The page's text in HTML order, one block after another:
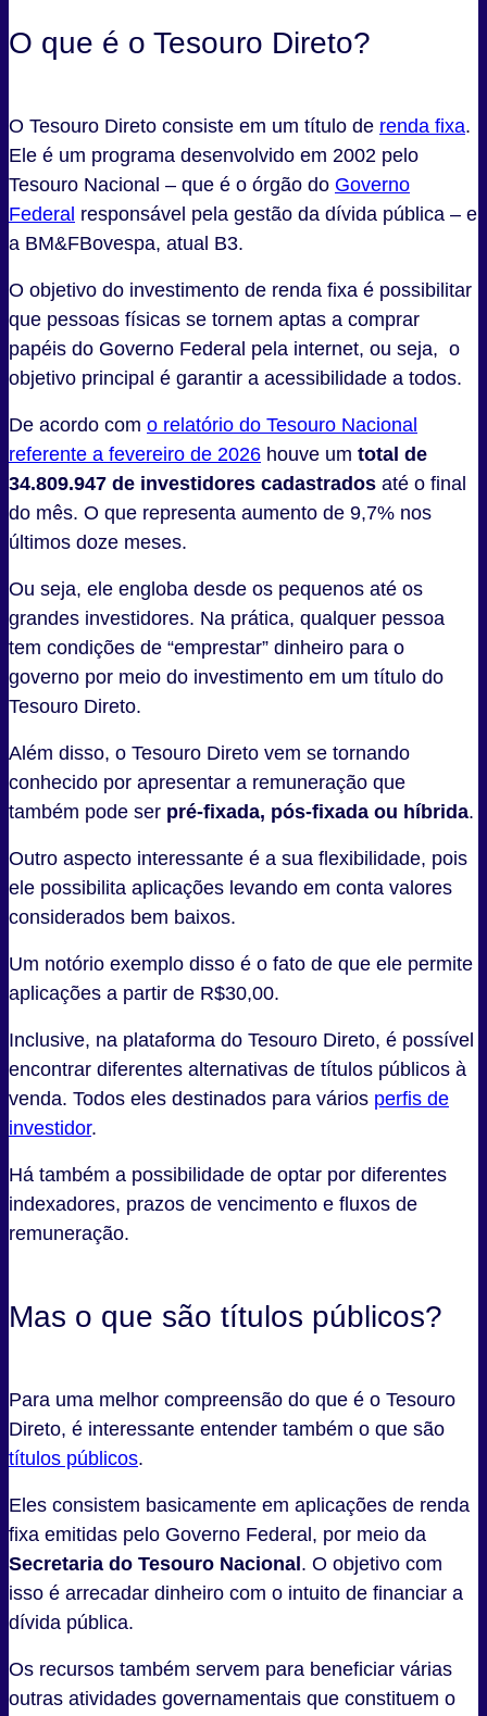
O que é o Tesouro Direto?
O Tesouro Direto consiste em um título de renda fixa.
Ele é um programa desenvolvido em 2002 pelo
Tesouro Nacional – que é o órgão do Governo
Federal responsável pela gestão da dívida pública – e
a BM&FBovespa, atual B3.
O objetivo do investimento de renda fixa é possibilitar
que pessoas físicas se tornem aptas a comprar
papéis do Governo Federal pela internet, ou seja, o
objetivo principal é garantir a acessibilidade a todos.
De acordo com o relatório do Tesouro Nacional
referente a fevereiro de 2026 houve um total de
34.809.947 de investidores cadastrados até o final
do mês. O que representa aumento de 9,7% nos
últimos doze meses.
Ou seja, ele engloba desde os pequenos até os
grandes investidores. Na prática, qualquer pessoa
tem condições de “emprestar” dinheiro para o
governo por meio do investimento em um título do
Tesouro Direto.
Além disso, o Tesouro Direto vem se tornando
conhecido por apresentar a remuneração que
também pode ser pré-fixada, pós-fixada ou híbrida.
Outro aspecto interessante é a sua flexibilidade, pois
ele possibilita aplicações levando em conta valores
considerados bem baixos.
Um notório exemplo disso é o fato de que ele permite
aplicações a partir de R$30,00.
Inclusive, na plataforma do Tesouro Direto, é possível
encontrar diferentes alternativas de títulos públicos à
venda. Todos eles destinados para vários perfis de
investidor.
Há também a possibilidade de optar por diferentes
indexadores, prazos de vencimento e fluxos de
remuneração.
Mas o que são títulos públicos?
Para uma melhor compreensão do que é o Tesouro
Direto, é interessante entender também o que são
títulos públicos.
Eles consistem basicamente em aplicações de renda
fixa emitidas pelo Governo Federal, por meio da
Secretaria do Tesouro Nacional . O objetivo com
isso é arrecadar dinheiro com o intuito de financiar a
dívida pública.
Os recursos também servem para beneficiar várias
outras atividades governamentais que constituem o